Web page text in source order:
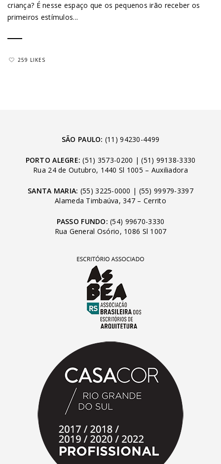
criança? É nesse espaço que os pequenos irão receber os
primeiros estímulos...
259 LIKES
SÃO PAULO: (11) 94230-4499
PORTO ALEGRE: (51) 3573-0200 |(51) 99138-3330
Rua 24 de Outubro, 1440 Sl 1005 – Auxiliadora
SANTA MARIA: (55) 3225-0000 | (55) 99979-3397
Alameda Timbaúva, 347 – Cerrito
PASSO FUNDO: (54) 99670-3330
Rua General Osório, 1086 Sl 1007